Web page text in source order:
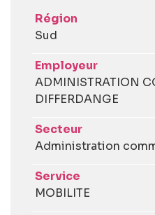
Région
Sud
Employeur
ADMINISTRATION
DIFFERDANGE
Secteur
Administration
Service
MOBILITE